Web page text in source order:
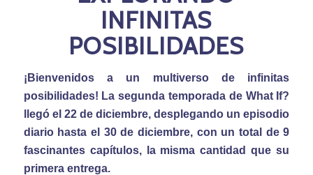
INFINITAS
POSIBILIDADES
¡Bienvenidos a un multiverso de infinitas
posibilidades! La segunda temporada de What If?
llegó el 22 de diciembre, desplegando un episodio
diario hasta el 30 de diciembre, con un total de 9
fascinantes capítulos, la misma cantidad que su
primera entrega.